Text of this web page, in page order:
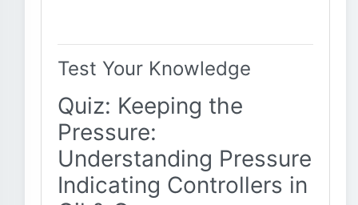
Test Your Knowledge
Quiz: Keeping the
Pressure:
Understanding Pressure
Indicating Controllers in